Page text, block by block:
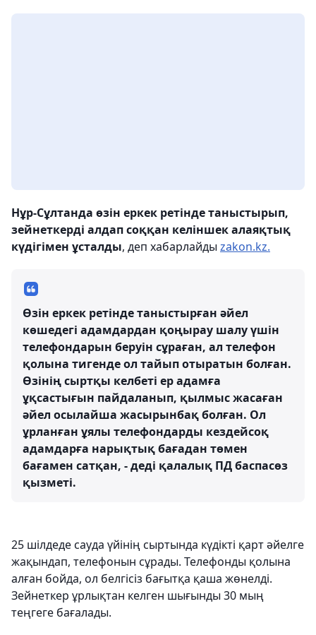
Нұр-Сұлтанда өзін еркек ретінде таныстырып,
зейнеткерді алдап соққан келіншек алаяқтық
күдігімен ұсталды, деп хабарлайды zakon.kz.
Өзін еркек ретінде таныстырған әйел
көшедегі адамдардан қоңырау шалу үшін
телефондарын беруін сұраған, ал телефон
қолына тигенде ол тайып отыратын болған.
Өзінің сыртқы келбеті ер адамға
ұқсастығын пайдаланып, қылмыс жасаған
әйел осылайша жасырынбақ болған. Ол
ұрланған ұялы телефондарды кездейсоқ
адамдарға нарықтық бағадан төмен
бағамен сатқан, - деді қалалық ПД баспасөз
қызметі.
25 шілдеде сауда үйінің сыртында күдікті қарт әйелге
жақындап, телефонын сұрады. Телефонды қолына
алған бойда, ол белгісіз бағытқа қаша жөнелді.
Зейнеткер ұрлықтан келген шығынды 30 мың
теңгеге бағалады.